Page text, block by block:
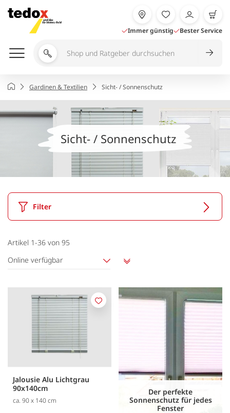
Inhalt
springen
Immer günstig Bester Service
Shop
durchsuchen
StartseiteGardinen & Textilien Sicht- / Sonnenschutz
Sicht- / Sonnenschutz
Filter
Artikel 1-36 von 95
Online verfügbar
Jalousie Alu Lichtgrau
90x140cm
ca. 90 x 140 cm
Merken
Der perfekte
Sonnenschutz für jedes
Fenster